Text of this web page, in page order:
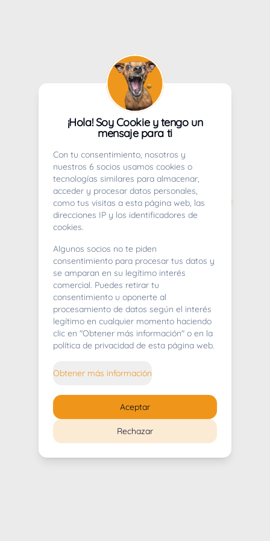
404
Whoops! Lo sentimos mucho.
¡Hola! Soy Cookie y tengo un
mensaje para ti
Con tu consentimiento, nosotros y
nuestros 6 socios usamos cookies o
tecnologías similares para almacenar,
acceder y procesar datos personales,
como tus visitas a esta página web, las
direcciones IP y los identificadores de
cookies.
Algunos socios no te piden
consentimiento para procesar tus datos y
se amparan en su legítimo interés
comercial. Puedes retirar tu
consentimiento u oponerte al
procesamiento de datos según el interés
legítimo en cualquier momento haciendo
clic en "Obtener más información" o en la
política de privacidad de esta página web.
Obtener más información
Rechazar
Aceptar